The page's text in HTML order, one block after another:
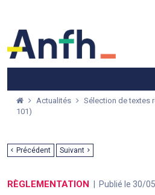
Actualités
Sélection de textes
101)
Précédent Suivant
RÈGLEMENTATION Publié le 30/